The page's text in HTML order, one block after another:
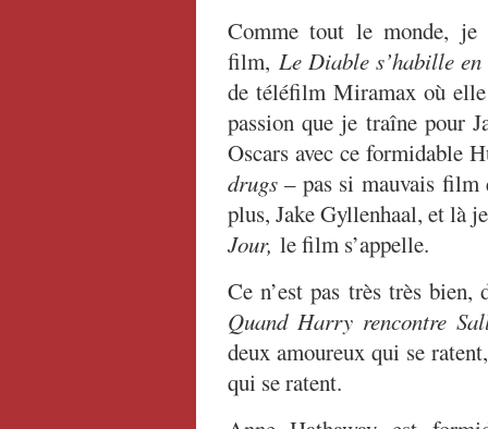
Comme tout le monde, je
film, Le Diable s’habille
de téléfilm Miramax où
passion que je traîne pour
Oscars avec ce formidable
drugs– pas si mauvais film
plus, Jake Gyllenhaal, et là
Jour, le film s’appelle.
Ce n’est pas très très
Quand Harry rencontre
deux amoureux qui se
qui se ratent.